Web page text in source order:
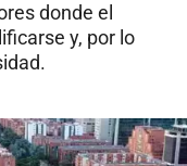
donde el
y, por lo